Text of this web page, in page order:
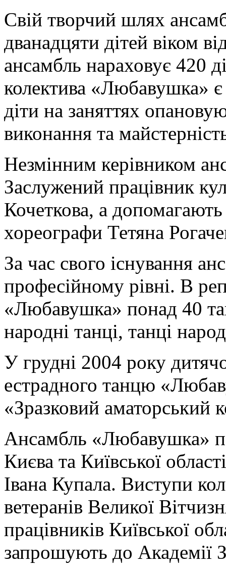
Свій творчий шлях
дванадцяти дітей віком
ансамбль нараховує 420
колектива «Любавушка»
діти на заняттях
виконання та
Незмінним керівником
Заслужений працівник
Кочеткова, а допомагають
хореографи Тетяна
За час свого існування
професійному рівні. В
«Любавушка» понад 40
народні танці, танці
У грудні 2004 року
естрадного танцю
«Зразковий аматорський
Ансамбль «Любавушка»
Києва та Київської
Івана Купала. Виступи
ветеранів Великої
працівників Київської
запрошують до Академії